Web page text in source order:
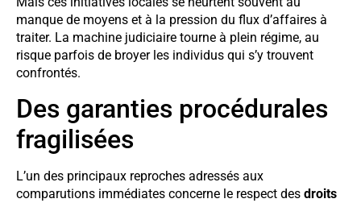
manque de moyens et à la pression du flux d’affaires à
traiter. La machine judiciaire tourne à plein régime, au
risque parfois de broyer les individus qui s’y trouvent
confrontés.
Des garanties procédurales
fragilisées
L’un des principaux reproches adressés aux
comparutions immédiates concerne le respect des droits